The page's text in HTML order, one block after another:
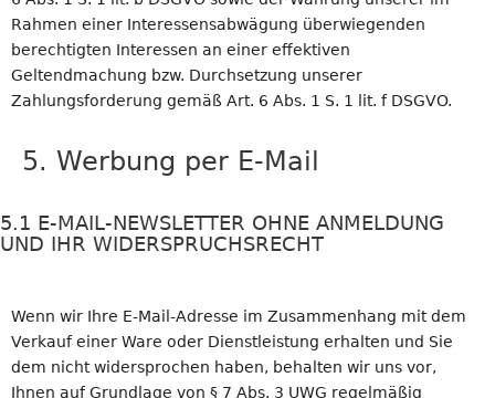
Rahmen einer Interessensabwägung überwiegenden
berechtigten Interessen an einer effektiven
Geltendmachung bzw. Durchsetzung unserer
Zahlungsforderung gemäß Art. 6 Abs. 1 S. 1 lit. f DSGVO.
5. Werbung per E-Mail
5.1 E-MAIL-NEWSLETTER OHNE ANMELDUNG
UND IHR WIDERSPRUCHSRECHT
Wenn wir Ihre E-Mail-Adresse im Zusammenhang mit dem
Verkauf einer Ware oder Dienstleistung erhalten und Sie
dem nicht widersprochen haben, behalten wir uns vor,
Ihnen auf Grundlage von § 7 Abs. 3 UWG regelmäßig